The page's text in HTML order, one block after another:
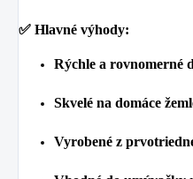
✅ Hlavné výhody:
Rýchle a rovnomerné
Skvelé na domáce
Vyrobené z